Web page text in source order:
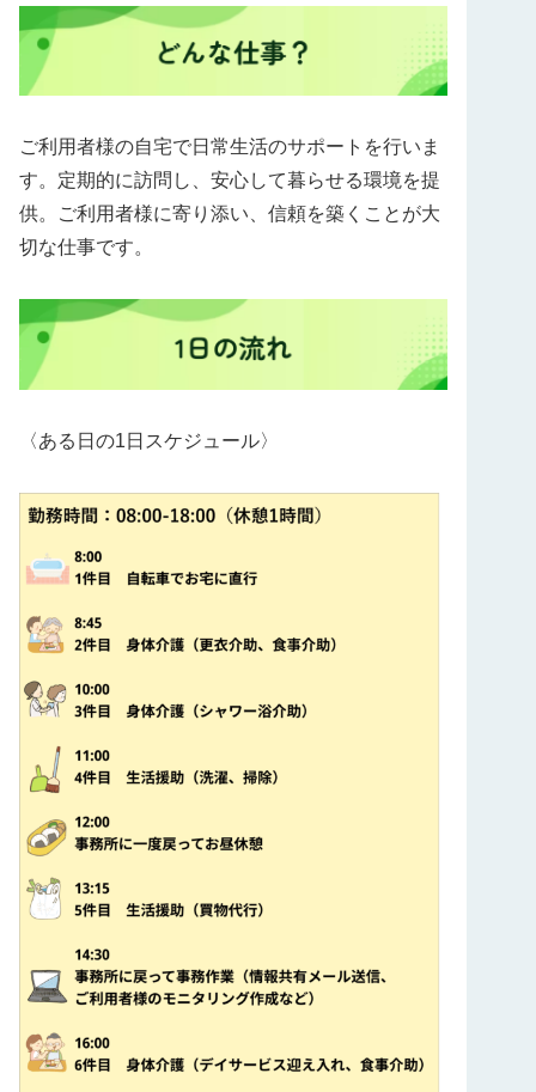
ご利用者様の自宅で日常生活のサポートを行いま
す。定期的に訪問し、安心して暮らせる環境を提
供。ご利用者様に寄り添い、信頼を築くことが大
切な仕事です。
〈ある日の1日スケジュール〉